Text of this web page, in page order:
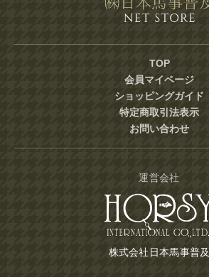
TOP
会員マイページ
ショッピングガイド
特定商取引法表示
お問い合わせ
運営会社
株式会社日本馬事普及